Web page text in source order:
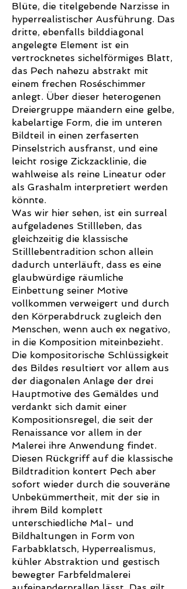
Blüte, die titelgebende Narzisse in
hyperrealistischer Ausführung. Das
dritte, ebenfalls bilddiagonal
angelegte Element ist ein
vertrocknetes sichelförmiges Blatt,
das Pech nahezu abstrakt mit
einem frechen Roséschimmer
anlegt. Über dieser heterogenen
Dreiergruppe mäandern eine gelbe,
kabelartige Form, die im unteren
Bildteil in einen zerfaserten
Pinselstrich ausfranst, und eine
leicht rosige Zickzacklinie, die
wahlweise als reine Lineatur oder
als Grashalm interpretiert werden
könnte.
Was wir hier sehen, ist ein surreal
aufgeladenes Stillleben, das
gleichzeitig die klassische
Stilllebentradition schon allein
dadurch unterläuft, dass es eine
glaubwürdige räumliche
Einbettung seiner Motive
vollkommen verweigert und durch
den Körperabdruck zugleich den
Menschen, wenn auch ex negativo,
in die Komposition miteinbezieht.
Die kompositorische Schlüssigkeit
des Bildes resultiert vor allem aus
der diagonalen Anlage der drei
Hauptmotive des Gemäldes und
verdankt sich damit einer
Kompositionsregel, die seit der
Renaissance vor allem in der
Malerei ihre Anwendung findet.
Diesen Rückgriff auf die klassische
Bildtradition kontert Pech aber
sofort wieder durch die souveräne
Unbekümmertheit, mit der sie in
ihrem Bild komplett
unterschiedliche Mal- und
Bildhaltungen in Form von
Farbabklatsch, Hyperrealismus,
kühler Abstraktion und gestisch
bewegter Farbfeldmalerei